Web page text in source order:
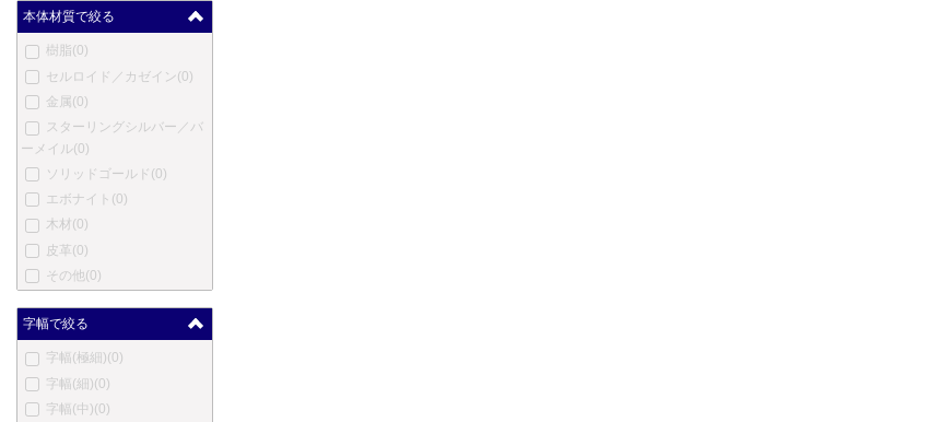
エリーゼ(0)
エクスキャリバー(0)
フェンド
フェルム
(0)
フィッシャー
ゲーハ
(0)
リ(0)
ジバンシー
グッチ (0)
ホールマーク
ハリー・ウィンストン(0)
エルメス(0)
英雄(0)
ハーシー(0)
本体材質で絞る
樹脂(0)
セルロイド／カゼイン (0)
金属(0)
スターリングシルバー／バ
ーメイル(0)
ソリッドゴールド (0)
エボナイト (0)
木材 (0)
皮革(0)
その他(0)
字幅で絞る
字幅(極細)(0)
字幅(細)(0)
字幅(中)(0)